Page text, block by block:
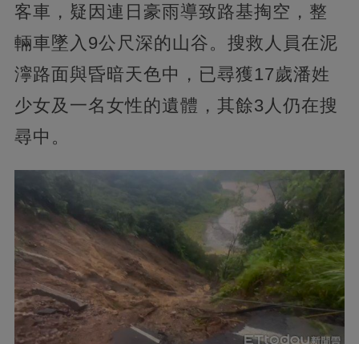
客車，疑因連日豪雨導致路基掏空，整
輛車墜入9公尺深的山谷。搜救人員在泥
濘路面與昏暗天色中，已尋獲17歲潘姓
少女及一名女性的遺體，其餘3人仍在搜
尋中。